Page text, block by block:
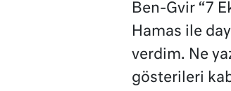
Ben-Gvir “7
Hamas ile
verdim. Ne
gösterileri